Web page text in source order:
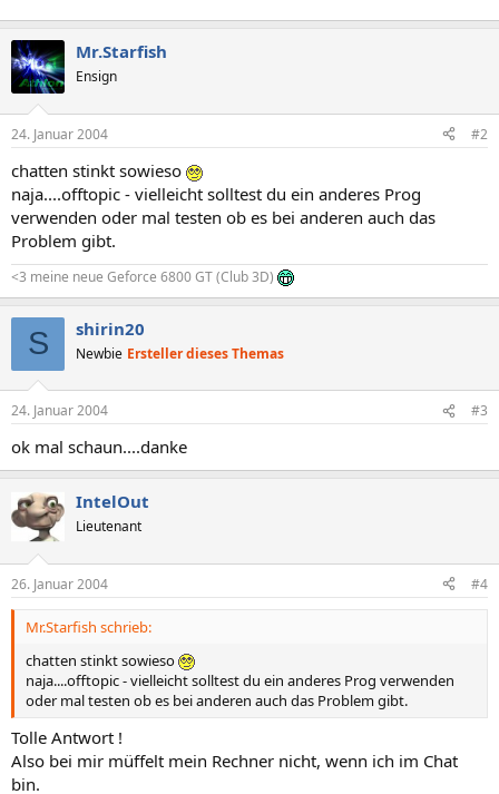
Mr.Starfish
Ensign
24. Januar 2004 #2
chatten stinkt sowieso
naja....offtopic - vielleicht solltest du ein anderes Prog
verwenden oder mal testen ob es bei anderen auch das
Problem gibt.
<3 meine neue Geforce 6800 GT (Club 3D)
S shirin20
Newbie Ersteller dieses Themas
24. Januar 2004 #3
ok mal schaun....danke
IntelOut
Lieutenant
26. Januar 2004 #4
Mr.Starfish schrieb:
chatten stinkt sowieso
naja....offtopic - vielleicht solltest du ein anderes Prog verwenden
oder mal testen ob es bei anderen auch das Problem gibt.
Tolle Antwort !
Also bei mir müffelt mein Rechner nicht, wenn ich im Chat
bin.